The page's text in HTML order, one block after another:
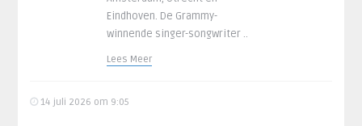
Eindhoven. De Grammy-
winnende singer-songwriter ..
Lees Meer
14 juli 2026 om 9:05